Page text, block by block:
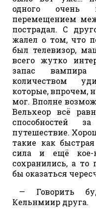
одного очень
перемещением
пострадал. С
жалел о том, что
был телевизор,
всего жутко
запас вампира
количеством
которые, впрочем,
мог. Вполне
Вельхеор всё
способностей
путешествие.
такие как
сила и ещё кое-
сохранились, а то
бы оказаться
— Говорить
Кельнмиир друга.